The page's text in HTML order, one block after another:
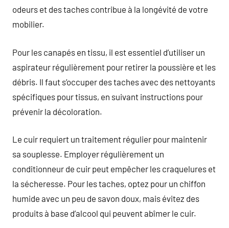
odeurs et des taches contribue à la longévité de votre
mobilier.
Pour les canapés en tissu, il est essentiel d’utiliser un
aspirateur régulièrement pour retirer la poussière et les
débris. Il faut s’occuper des taches avec des nettoyants
spécifiques pour tissus, en suivant instructions pour
prévenir la décoloration.
Le cuir requiert un traitement régulier pour maintenir
sa souplesse. Employer régulièrement un
conditionneur de cuir peut empêcher les craquelures et
la sécheresse. Pour les taches, optez pour un chiffon
humide avec un peu de savon doux, mais évitez des
produits à base d’alcool qui peuvent abîmer le cuir.